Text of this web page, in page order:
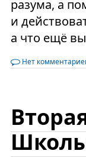
разума, а
и
а что ещё
Нет